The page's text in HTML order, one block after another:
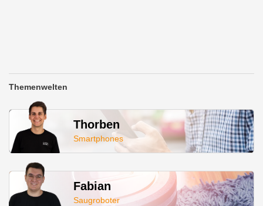
Themenwelten
Thorben
Smartphones
Fabian
Saugroboter